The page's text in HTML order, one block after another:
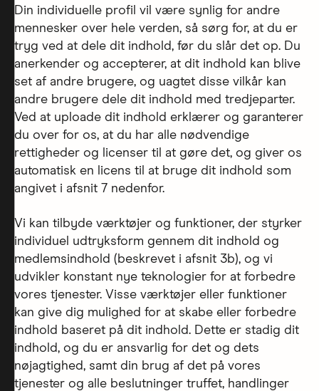
Din individuelle profil vil være synlig for andre
mennesker over hele verden, så sørg for, at du er
tryg ved at dele dit indhold, før du slår det op. Du
anerkender og accepterer, at dit indhold kan blive
set af andre brugere, og uagtet disse vilkår kan
andre brugere dele dit indhold med tredjeparter.
Ved at uploade dit indhold erklærer og garanterer
du over for os, at du har alle nødvendige
rettigheder og licenser til at gøre det, og giver os
automatisk en licens til at bruge dit indhold som
angivet i afsnit 7 nedenfor.
Vi kan tilbyde værktøjer og funktioner, der styrker
individuel udtryksform gennem dit indhold og
medlemsindhold (beskrevet i afsnit 3b), og vi
udvikler konstant nye teknologier for at forbedre
vores tjenester. Visse værktøjer eller funktioner
kan give dig mulighed for at skabe eller forbedre
indhold baseret på dit indhold. Dette er stadig dit
indhold, og du er ansvarlig for det og dets
nøjagtighed, samt din brug af det på vores
tjenester og alle beslutninger truffet, handlinger